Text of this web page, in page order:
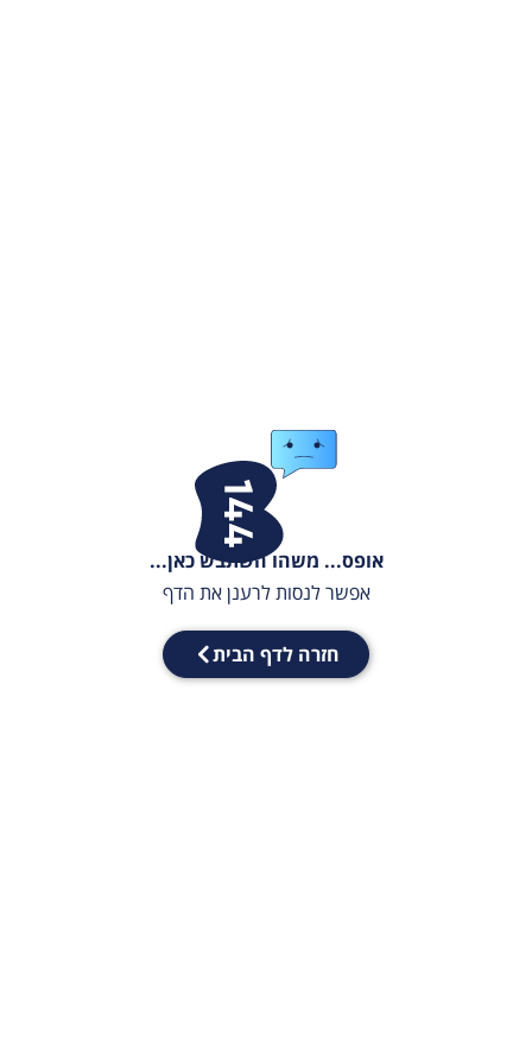
אופס... משהו השתבש כאן...
אפשר לנסות לרענן את הדף
חזרה לדף הבית